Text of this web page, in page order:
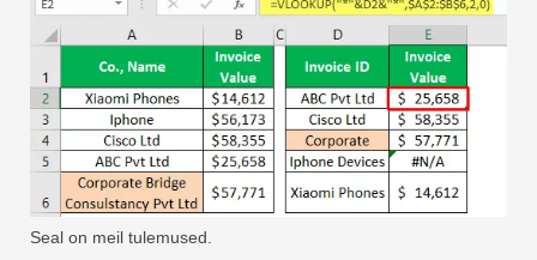
Seal on meil tulemused.